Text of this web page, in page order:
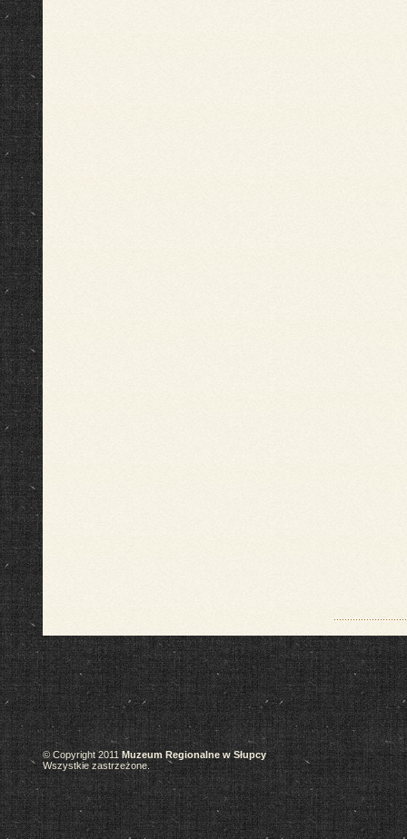
© Copyright 2011Muzeum Regionalne w Słupcy
Wszystkie zastrzeżone.